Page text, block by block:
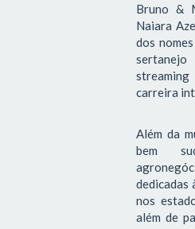
Bruno &
Naiara
dos
carreira
Além da
bem
dedicadas
nos
além de